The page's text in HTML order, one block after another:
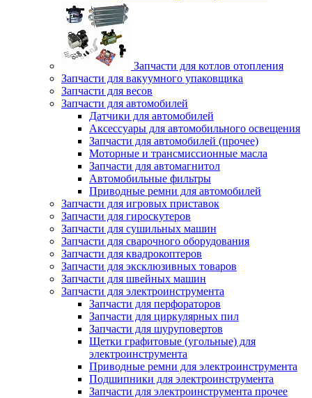
Запчасти для котлов отопления
Запчасти для вакуумного упаковщика
Запчасти для весов
Запчасти для автомобилей
Датчики для автомобилей
Аксессуары для автомобильного освещения
Запчасти для автомобилей (прочее)
Моторные и трансмиссионные масла
Запчасти для автомагнитол
Автомобильные фильтры
Приводные ремни для автомобилей
Запчасти для игровых приставок
Запчасти для гироскутеров
Запчасти для сушильных машин
Запчасти для сварочного оборудования
Запчасти для квадрокоптеров
Запчасти для эксклюзивных товаров
Запчасти для швейных машин
Запчасти для электроинструмента
Запчасти для перфораторов
Запчасти для циркулярных пил
Запчасти для шуруповертов
Щетки графитовые (угольные) для
электроинструмента
Приводные ремни для электроинструмента
Подшипники для электроинструмента
Запчасти для электроинструмента прочее